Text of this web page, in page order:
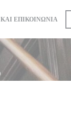
ΝΈΟ ΠΑΡΆΘΥΡΟ))
ΕΠΙΚΟΙΝΩΝΊΑ